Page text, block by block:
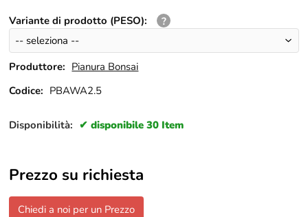
Variante di prodotto (PESO):
Produttore: Pianura Bonsai
Codice: PBAWA2.5
Disponibilità: disponibile 30 Item
Prezzo su richiesta
Chiedi a noi per un Prezzo